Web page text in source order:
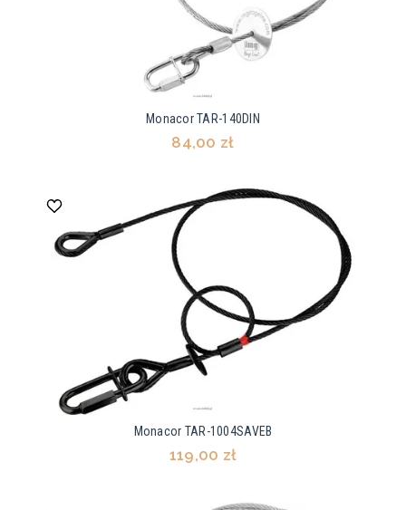
Monacor TAR-140DIN
84,00 zł
Monacor TAR-1004SAVEB
119,00 zł